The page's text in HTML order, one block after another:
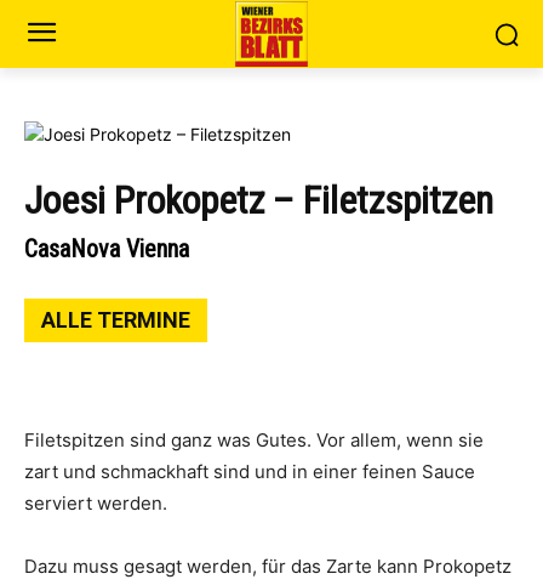
Joesi Prokopetz – Filetzspitzen
CasaNova Vienna
ALLE TERMINE
Filetspitzen sind ganz was Gutes. Vor allem, wenn sie
zart und schmackhaft sind und in einer feinen Sauce
serviert werden.
Dazu muss gesagt werden, für das Zarte kann Prokopetz